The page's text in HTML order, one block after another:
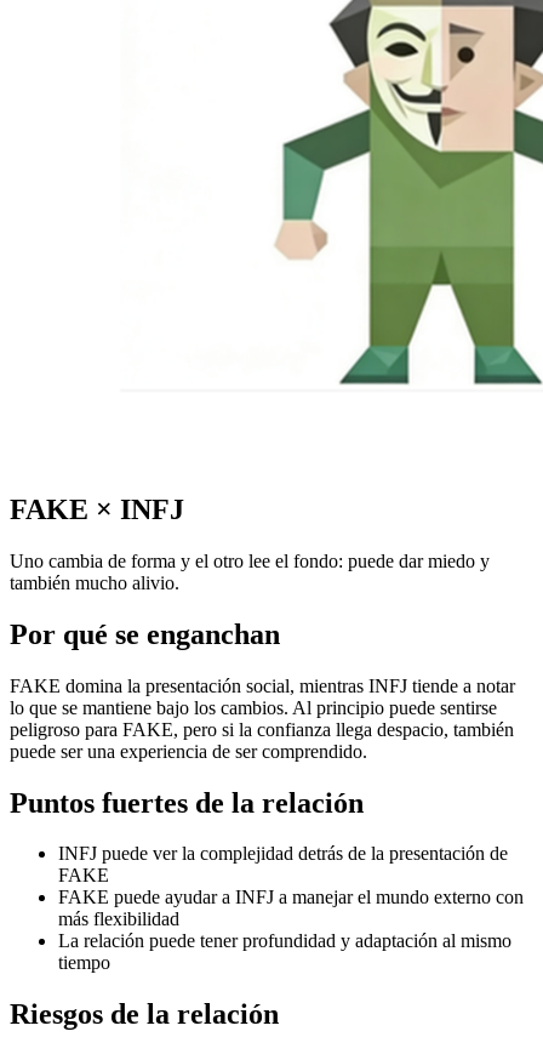
FAKE × INFJ
Uno cambia de forma y el otro lee el fondo: puede dar miedo y
también mucho alivio.
Por qué se enganchan
FAKE domina la presentación social, mientras INFJ tiende a notar
lo que se mantiene bajo los cambios. Al principio puede sentirse
peligroso para FAKE, pero si la confianza llega despacio, también
puede ser una experiencia de ser comprendido.
Puntos fuertes de la relación
INFJ puede ver la complejidad detrás de la presentación de
FAKE
FAKE puede ayudar a INFJ a manejar el mundo externo con
más flexibilidad
La relación puede tener profundidad y adaptación al mismo
tiempo
Riesgos de la relación